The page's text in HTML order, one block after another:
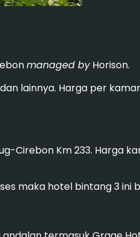
managed byHorison.
lainnya. Harga per
Cirebon Km 233. Harga
maka hotel bintang 3 ini